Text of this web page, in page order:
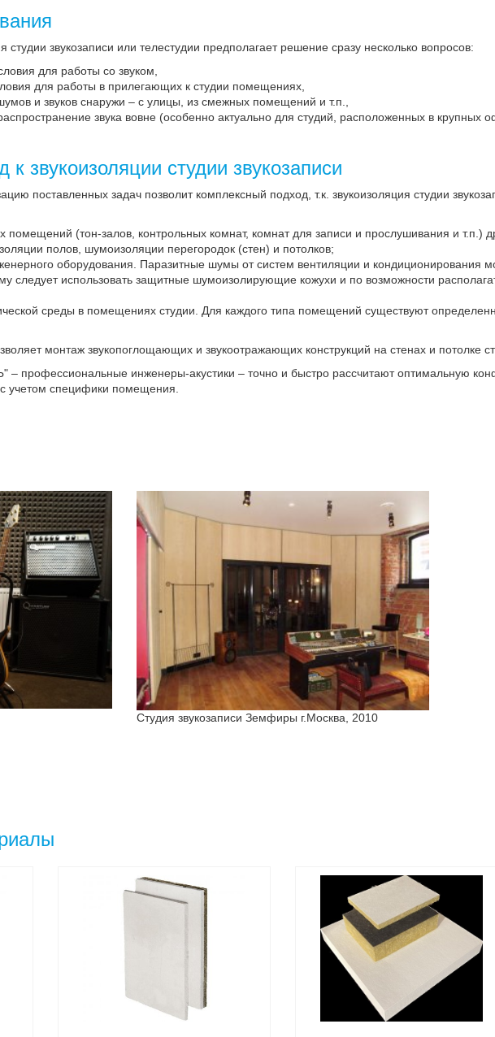
звукозаписи или телестудии предполагает решение сразу несколько вопросов:
для работы со звуком,
для работы в прилегающих к студии помещениях,
и звуков снаружи – с улицы, из смежных помещений и т.п.,
звука вовне (особенно актуально для студий, расположенных в крупных
звукоизоляции студии звукозаписи
поставленных задач позволит комплексный подход, т.к. звукоизоляция студии
помещений (тон-залов, контрольных комнат, комнат для записи и прослушивания и т.п.)
полов, шумоизоляции перегородок (стен) и потолков;
оборудования. Паразитные шумы от систем вентиляции и кондиционирования
следует использовать защитные шумоизолирующие кожухи и по возможности
среды в помещениях студии. Для каждого типа помещений существуют
монтаж звукопоглощающих и звукоотражающих конструкций на стенах и потолке
– профессиональные инженеры-акустики – точно и быстро рассчитают оптимальную
учетом специфики помещения.
Студия звукозаписи Земфиры г.Москва, 2010